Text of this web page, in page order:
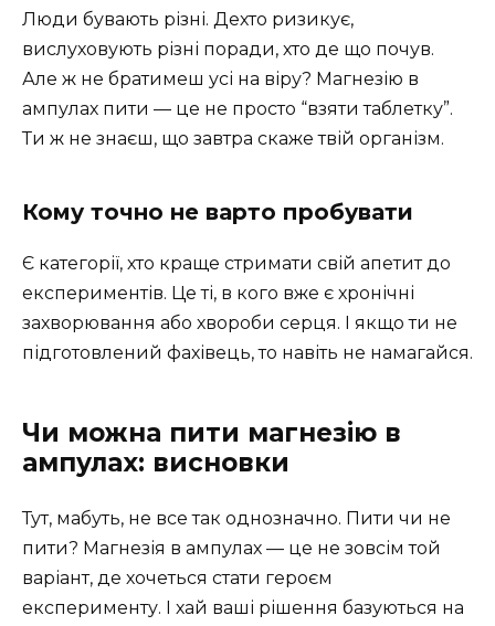
Люди бувають різні. Дехто ризикує,
вислуховують різні поради, хто де що почув.
Але ж не братимеш усі на віру? Магнезію в
ампулах пити — це не просто “взяти таблетку”.
Ти ж не знаєш, що завтра скаже твій організм.
Кому точно не варто пробувати
Є категорії, хто краще стримати свій апетит до
експериментів. Це ті, в кого вже є хронічні
захворювання або хвороби серця. І якщо ти не
підготовлений фахівець, то навіть не намагайся.
Чи можна пити магнезію в
ампулах: висновки
Тут, мабуть, не все так однозначно. Пити чи не
пити? Магнезія в ампулах — це не зовсім той
варіант, де хочеться стати героєм
експерименту. І хай ваші рішення базуються на